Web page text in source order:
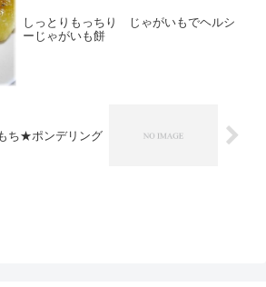
しっとりもっちり じゃがいもでヘルシ
ーじゃがいも餅
ち★ポンデリング